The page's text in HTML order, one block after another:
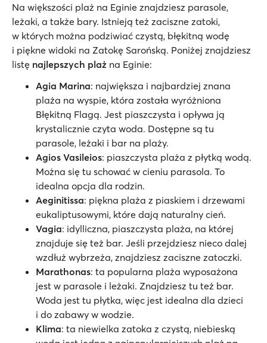
Na większości plaż na Eginie znajdziesz parasole,
leżaki, a także bary. Istnieją też zaciszne zatoki,
w których można podziwiać czystą, błękitną wodę
i piękne widoki na Zatokę Sarońską. Poniżej znajdziesz
listę najlepszych plaż na Eginie:
Agia Marina: największa i najbardziej znana
plaża na wyspie, która została wyróżniona
Błękitną Flagą. Jest piaszczysta i opływa ją
krystalicznie czyta woda. Dostępne są tu
parasole, leżaki i bar na plaży.
Agios Vasileios: piaszczysta plaża z płytką wodą.
Można się tu schować w cieniu parasola. To
idealna opcja dla rodzin.
Aeginitissa: piękna plaża z piaskiem i drzewami
eukaliptusowymi, które dają naturalny cień.
Vagia: idylliczna, piaszczysta plaża, na której
znajduje się też bar. Jeśli przejdziesz nieco dalej
wzdłuż wybrzeża, znajdziesz zaciszne zatoczki.
Marathonas: ta popularna plaża wyposażona
jest w parasole i leżaki. Znajdziesz tu też bar.
Woda jest tu płytka, więc jest idealna dla dzieci
i do zabawy w wodzie.
Klima: ta niewielka zatoka z czystą, niebieską